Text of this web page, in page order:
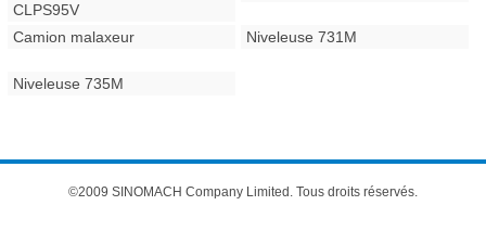
CLPS95V
Camion malaxeur Niveleuse 731M
Niveleuse 735M
©2009 SINOMACH Company Limited. Tous droits réservés.